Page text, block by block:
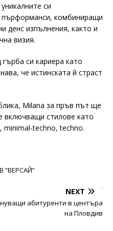
уникалните си
пърформанси, комбиниращи
денс изпълнения, както и
визия.
си кариера като
че истинската й страст
Milana за пръв път ще
включващи стилове като
minimal-techno, techno.
“ВЕРСАЙ”
NEXT
абитуренти в центъра
на Пловдив